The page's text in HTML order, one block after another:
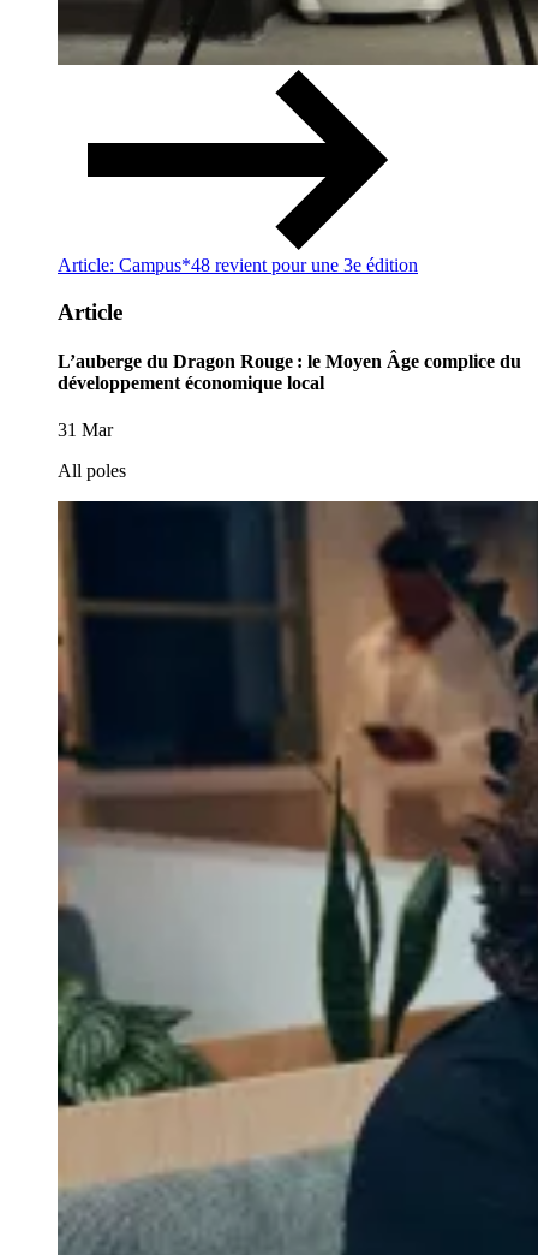
Article: Campus*48 revient pour une 3e édition
Article
L’auberge du Dragon Rouge : le Moyen Âge complice du
développement économique local
31 Mar
All poles